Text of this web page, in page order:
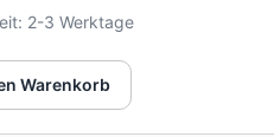
2-3 Werktage
Warenkorb